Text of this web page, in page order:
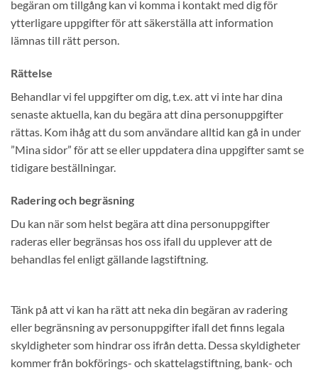
begäran om tillgång kan vi komma i kontakt med dig för
ytterligare uppgifter för att säkerställa att information
lämnas till rätt person.
Rättelse
Behandlar vi fel uppgifter om dig, t.ex. att vi inte har dina
senaste aktuella, kan du begära att dina personuppgifter
rättas. Kom ihåg att du som användare alltid kan gå in under
”Mina sidor” för att se eller uppdatera dina uppgifter samt se
tidigare beställningar.
Radering och begräsning
Du kan när som helst begära att dina personuppgifter
raderas eller begränsas hos oss ifall du upplever att de
behandlas fel enligt gällande lagstiftning.
Tänk på att vi kan ha rätt att neka din begäran av radering
eller begränsning av personuppgifter ifall det finns legala
skyldigheter som hindrar oss ifrån detta. Dessa skyldigheter
kommer från bokförings- och skattelagstiftning, bank- och